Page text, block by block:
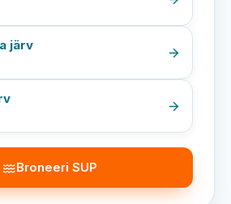
järv
Broneeri SUP